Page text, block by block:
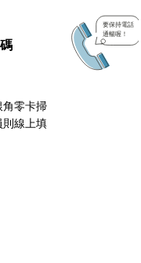
角零卡掃
則線上填